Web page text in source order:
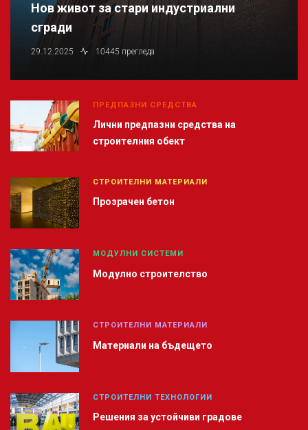
Нов живот за стари индустриални
сгради
29.12.2025 10445 прегледа
ПРЕДПАЗНИ СРЕДСТВА
Лични предпазни средства на
строителния обект
СТРОИТЕЛНИ МАТЕРИАЛИ
Прозрачен бетон
МОДУЛНИ СИСТЕМИ
Модулно строителство
СТРОИТЕЛНИ МАТЕРИАЛИ
Материали на бъдещето
СТРОИТЕЛНИ ТЕХНОЛОГИИ
Решения за устойчиви градове